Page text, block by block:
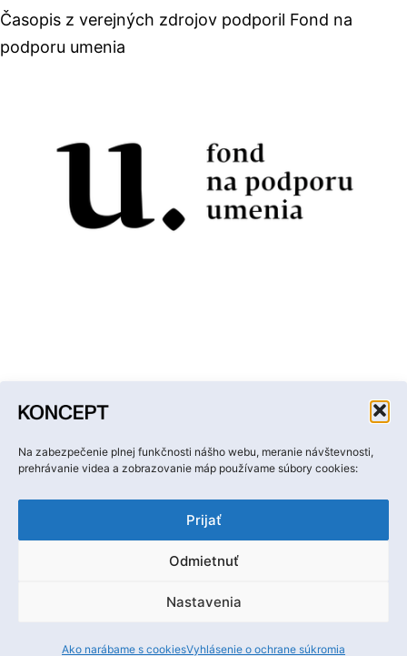
Na zabezpečenie plnej funkčnosti nášho webu, meranie návštevnosti,
prehrávanie videa a zobrazovanie máp používame súbory cookies:
Prijať
Odmietnuť
Nastavenia
Ako narábame s cookiesVyhlásenie o ochrane súkromia
Časopis z verejných zdrojov podporil Fond na
podporu umenia
Ochrana osobných údajov
Ⓒ Hobby media, s. r. o.